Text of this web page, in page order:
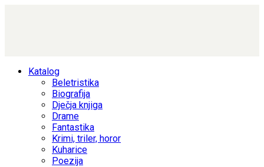
Katalog
Beletristika
Biografija
Dječja knjiga
Drame
Fantastika
Krimi, triler, horor
Kuharice
Poezija